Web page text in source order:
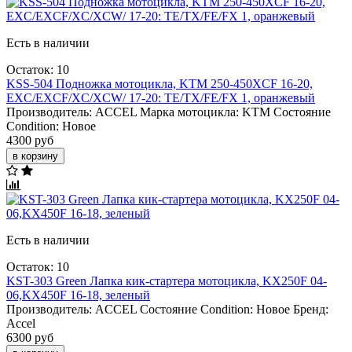
Есть в наличии
Остаток: 10
KSS-504 Подножка мотоцикла, KTM 250-450XCF 16-20,
EXC/EXCF/XC/XCW/ 17-20: TE/TX/FE/FX 1, оранжевый
Производитель: ACCEL Марка мотоцикла: KTM Состояние
Condition: Новое
4300 руб
в корзину
Есть в наличии
Остаток: 10
KST-303 Green Лапка кик-стартера мотоцикла, KX250F 04-
06,KX450F 16-18, зеленый
Производитель: ACCEL Состояние Condition: Новое Бренд:
Accel
6300 руб